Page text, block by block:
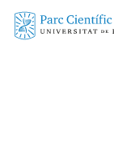
Skip